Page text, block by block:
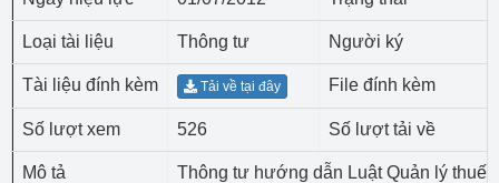
Loại tài liệu Thông tư Người ký
Tài liệu đính kèm Tải về tại đây File đính kèm
Số lượt xem 526 Số lượt tải về
Mô tả Thông tư hướng dẫn Luật Quản lý thuế